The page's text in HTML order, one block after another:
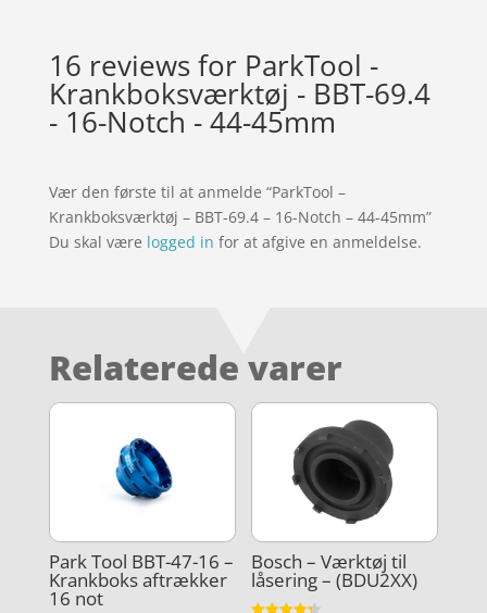
16 reviews for ParkTool -
Krankboksværktøj - BBT-69.4
- 16-Notch - 44-45mm
Vær den første til at anmelde “ParkTool –
Krankboksværktøj – BBT-69.4 – 16-Notch – 44-45mm”
Du skal være logged in for at afgive en anmeldelse.
Relaterede varer
Park Tool BBT-47-16 –
Krankboks aftrækker
16 not
Bosch – Værktøj til
låsering – (BDU2XX)